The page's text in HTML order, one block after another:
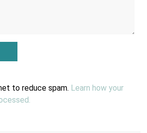
to reduce spam. Learn how your